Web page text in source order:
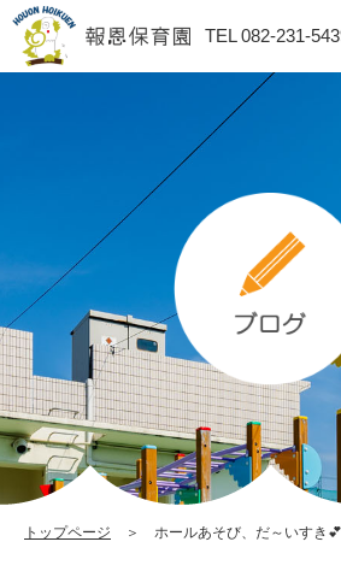
ホ
ー
ル
び、
だ
～
い
す
き
💕
🐰
🐎
TEL 082-231-
トップページ ＞ ホールあそび、だ～いすき